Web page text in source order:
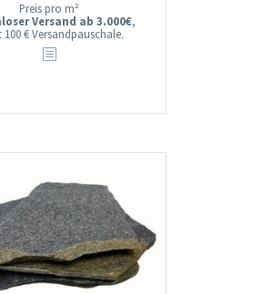
bis
€39,00
Preis pro m²
Versand ab 3.000€,
100 € Versandpauschale.